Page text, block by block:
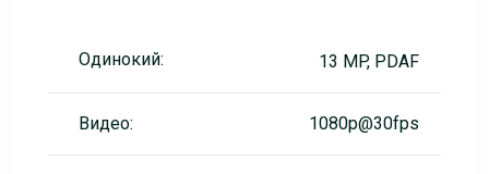
Одинокий: 13 MP, PDAF
Видео: 1080p@30fps